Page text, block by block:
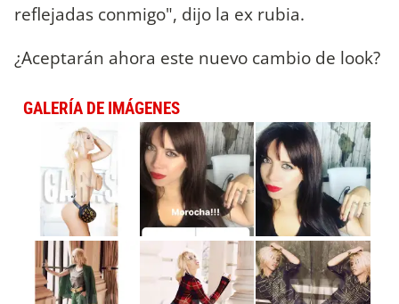
reflejadas conmigo", dijo la ex rubia.
¿Aceptarán ahora este nuevo cambio de look?
GALERÍA DE IMÁGENES